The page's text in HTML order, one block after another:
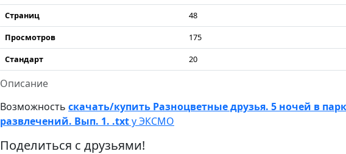
Страниц
48
Просмотров
175
Стандарт
20
Описание
Возможность скачать/купить Разноцветные друзья. 5 ночей в
развлечений. Вып. 1. .txtу ЭКСМО
Поделиться с друзьями!